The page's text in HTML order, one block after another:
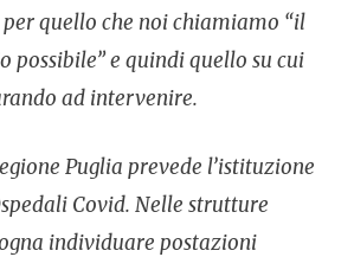
quello che noi chiamiamo “il
possibile” e quindi quello su cui
ad intervenire.
Puglia prevede l’istituzione
Covid. Nelle strutture
individuare postazioni